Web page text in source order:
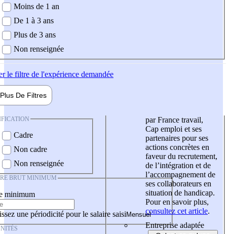
demandée
Moins de 1 an
De 1 à 3 ans
Plus de 3 ans
Non renseignée
le filtre de l'expérience demandée
Plus De Filtres
Cadre
Non cadre
Non renseignée
BRUT MINIMUM
minimum
une périodicité pour le salaire saisi
par France travail,
Cap emploi et ses
partenaires pour ses
actions concrètes en
faveur du recrutement,
de l’intégration et de
l’accompagnement de
ses collaborateurs en
situation de handicap.
Pour en savoir plus,
consultez cet article.
Entreprise adaptée